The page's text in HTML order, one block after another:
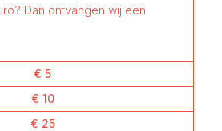
Dan ontvangen wij een
€ 5
€ 10
€ 25